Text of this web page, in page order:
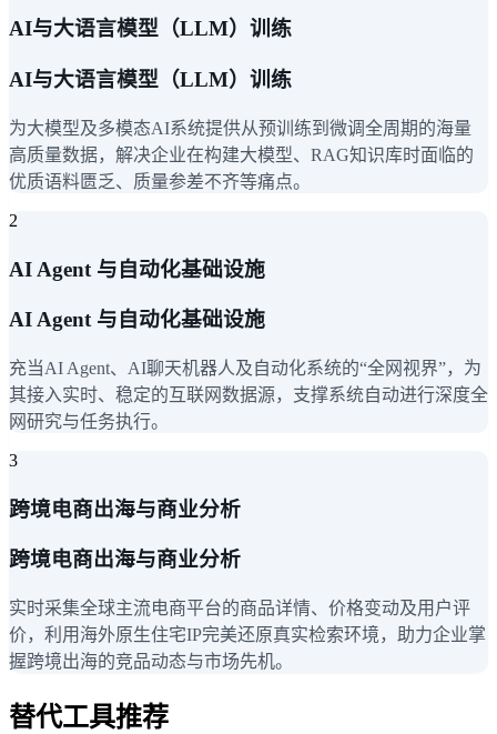
AI与大语言模型（LLM）训练
AI与大语言模型（LLM）训练
为大模型及多模态AI系统提供从预训练到微调全周期的海量
高质量数据，解决企业在构建大模型、RAG知识库时面临的
优质语料匮乏、质量参差不齐等痛点。
2
AI Agent 与自动化基础设施
AI Agent 与自动化基础设施
充当AI Agent、AI聊天机器人及自动化系统的“全网视界”，为
其接入实时、稳定的互联网数据源，支撑系统自动进行深度全
网研究与任务执行。
3
跨境电商出海与商业分析
跨境电商出海与商业分析
实时采集全球主流电商平台的商品详情、价格变动及用户评
价，利用海外原生住宅IP完美还原真实检索环境，助力企业掌
握跨境出海的竞品动态与市场先机。
替代工具推荐